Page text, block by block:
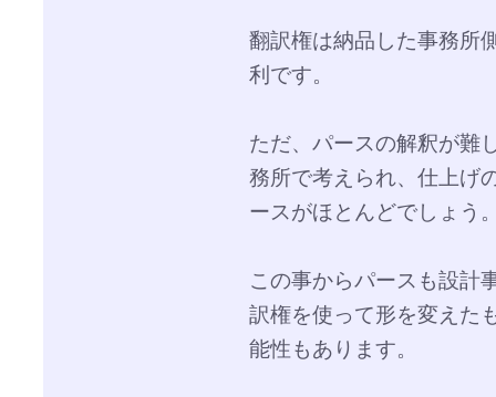
翻訳権は納品した事務所
利です。
ただ、パースの解釈が難
務所で考えられ、仕上げ
ースがほとんどでしょう
この事からパースも設計
訳権を使って形を変えた
能性もあります。